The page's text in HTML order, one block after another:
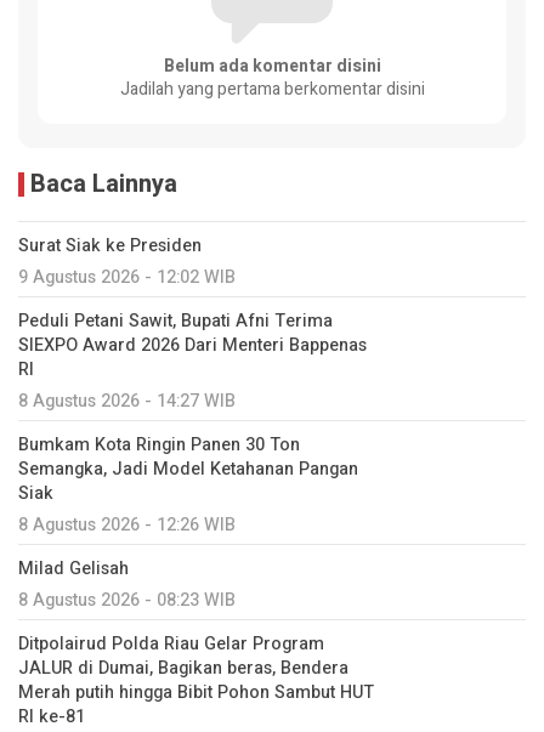
Belum ada komentar disini
Jadilah yang pertama berkomentar disini
Baca Lainnya
Surat Siak ke Presiden
9 Agustus 2026 - 12:02 WIB
Peduli Petani Sawit, Bupati Afni Terima
SIEXPO Award 2026 Dari Menteri Bappenas
RI
8 Agustus 2026 - 14:27 WIB
Bumkam Kota Ringin Panen 30 Ton
Semangka, Jadi Model Ketahanan Pangan
Siak
8 Agustus 2026 - 12:26 WIB
Milad Gelisah
8 Agustus 2026 - 08:23 WIB
Ditpolairud Polda Riau Gelar Program
JALUR di Dumai, Bagikan beras, Bendera
Merah putih hingga Bibit Pohon Sambut HUT
RI ke-81